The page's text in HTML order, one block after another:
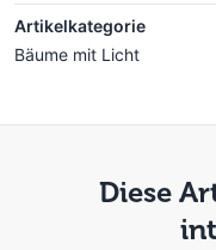
Artikelkategorie
Bäume mit Licht
Diese